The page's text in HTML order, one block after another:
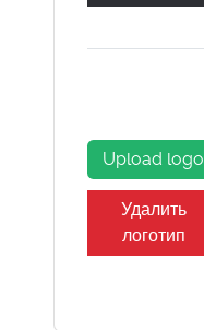
Upload logo
Удалить
логотип